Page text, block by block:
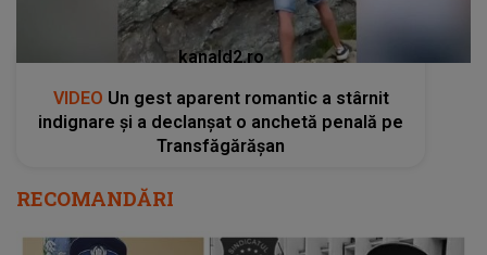
kanald2.ro
VIDEO Un gest aparent romantic a stârnit
indignare și a declanșat o anchetă penală pe
Transfăgărășan
RECOMANDĂRI